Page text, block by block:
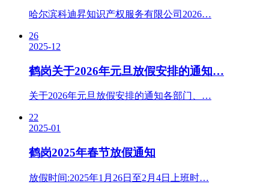
哈尔滨科迪昇知识产权服务有限公司2026…
26
2025-12
鹤岗关于2026年元旦放假安排的通知…
关于2026年元旦放假安排的通知各部门、…
22
2025-01
鹤岗2025年春节放假通知
放假时间:2025年1月26日至2月4日上班时…